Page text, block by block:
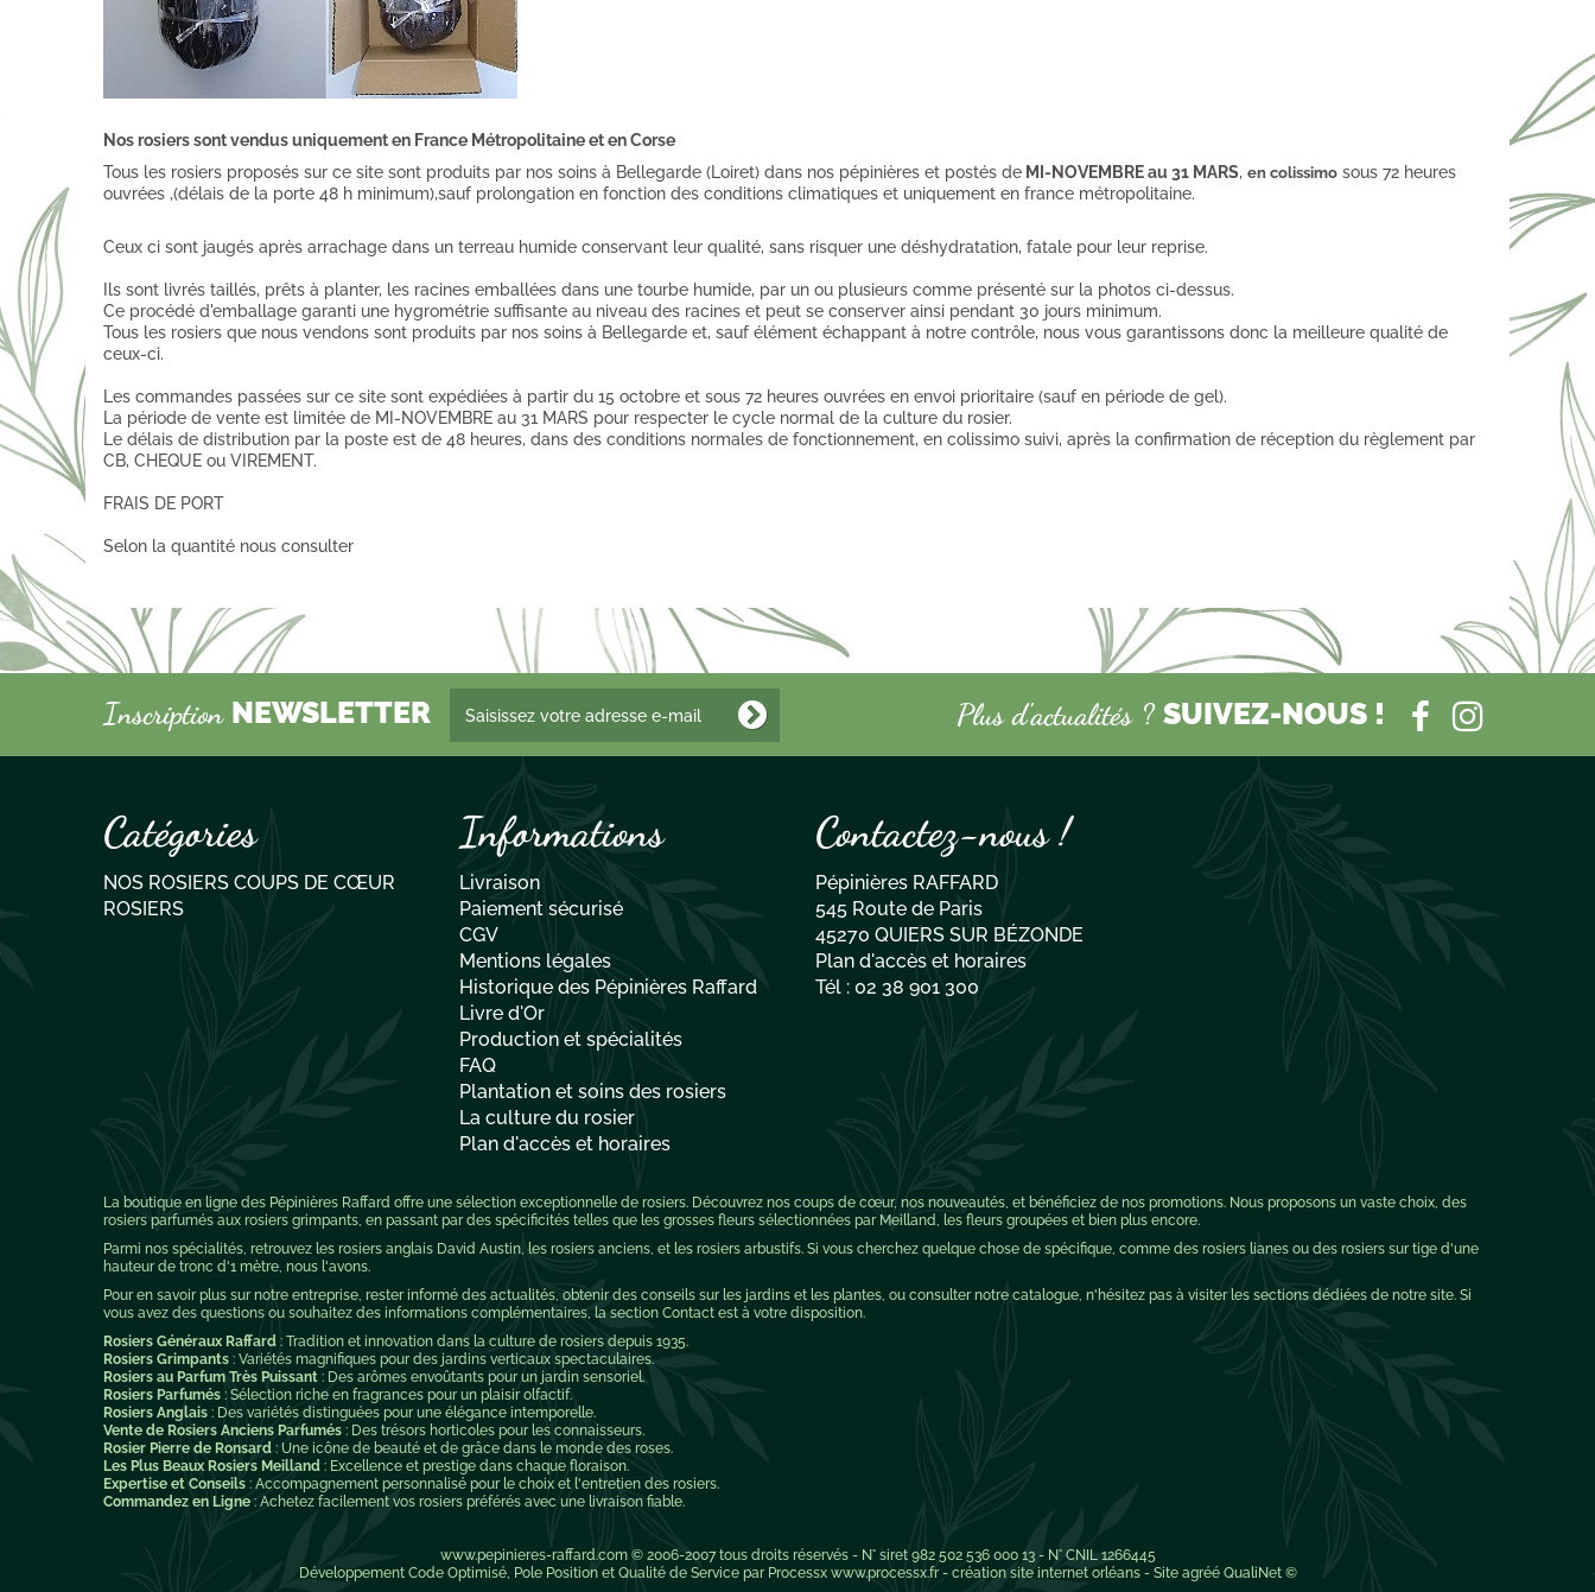
Nos rosiers sont vendus uniquement en France Métropolitaine et en Corse
Tous les rosiers proposés sur ce site sont produits par nos soins à Bellegarde (Loiret) dans nos pépinières et postés de MI-NOVEMBRE au 31 MARS, en colissimo sous 72 heures
ouvrées ,(délais de la porte 48 h minimum),sauf prolongation en fonction des conditions climatiques et uniquement en france métropolitaine.
Ceux ci sont jaugés après arrachage dans un terreau humide conservant leur qualité, sans risquer une déshydratation, fatale pour leur reprise.
Ils sont livrés taillés, prêts à planter, les racines emballées dans une tourbe humide, par un ou plusieurs comme présenté sur la photos ci-dessus.
Ce procédé d'emballage garanti une hygrométrie suffisante au niveau des racines et peut se conserver ainsi pendant 30 jours minimum.
Tous les rosiers que nous vendons sont produits par nos soins à Bellegarde et, sauf élément échappant à notre contrôle, nous vous garantissons donc la meilleure qualité de
ceux-ci.
Les commandes passées sur ce site sont expédiées à partir du 15 octobre et sous 72 heures ouvrées en envoi prioritaire (sauf en période de gel).
La période de vente est limitée de MI-NOVEMBRE au 31 MARS pour respecter le cycle normal de la culture du rosier.
Le délais de distribution par la poste est de 48 heures, dans des conditions normales de fonctionnement, en colissimo suivi, après la confirmation de réception du règlement par
CB, CHEQUE ou VIREMENT.
FRAIS DE PORT
Selon la quantité nous consulter
Inscription NEWSLETTER Plus d'actualités ? SUIVEZ-NOUS !
Catégories
NOS ROSIERS COUPS DE CŒUR
ROSIERS
Informations
Livraison
Paiement sécurisé
CGV
Mentions légales
Historique des Pépinières Raffard
Livre d'Or
Production et spécialités
FAQ
Plantation et soins des rosiers
La culture du rosier
Plan d'accès et horaires
Contactez-nous !
Pépinières RAFFARD
545 Route de Paris
45270 QUIERS SUR BÉZONDE
Plan d'accès et horaires
Tél : 02 38 901 300
La boutique en ligne des Pépinières Raffard offre une sélection exceptionnelle de rosiers. Découvrez nos coups de cœur, nos nouveautés, et bénéficiez de nos promotions. Nous proposons un vaste choix, des
rosiers parfumés aux rosiers grimpants, en passant par des spécificités telles que les grosses fleurs sélectionnées par Meilland, les fleurs groupées et bien plus encore.
Parmi nos spécialités, retrouvez les rosiers anglais David Austin, les rosiers anciens, et les rosiers arbustifs. Si vous cherchez quelque chose de spécifique, comme des rosiers lianes ou des rosiers sur tige d'une
hauteur de tronc d'1 mètre, nous l'avons.
Pour en savoir plus sur notre entreprise, rester informé des actualités, obtenir des conseils sur les jardins et les plantes, ou consulter notre catalogue, n'hésitez pas à visiter les sections dédiées de notre site. Si
vous avez des questions ou souhaitez des informations complémentaires, la section Contact est à votre disposition.
Rosiers Généraux Raffard : Tradition et innovation dans la culture de rosiers depuis 1935.
Rosiers Grimpants : Variétés magnifiques pour des jardins verticaux spectaculaires.
Rosiers au Parfum Très Puissant : Des arômes envoûtants pour un jardin sensoriel.
Rosiers Parfumés : Sélection riche en fragrances pour un plaisir olfactif.
Rosiers Anglais : Des variétés distinguées pour une élégance intemporelle.
Vente de Rosiers Anciens Parfumés : Des trésors horticoles pour les connaisseurs.
Rosier Pierre de Ronsard : Une icône de beauté et de grâce dans le monde des roses.
Les Plus Beaux Rosiers Meilland : Excellence et prestige dans chaque floraison.
Expertise et Conseils : Accompagnement personnalisé pour le choix et l'entretien des rosiers.
Commandez en Ligne : Achetez facilement vos rosiers préférés avec une livraison fiable.
www.pepinieres-raffard.com© 2006-2007 tous droits réservés - N° siret 982 502 536 000 13 - N° CNIL 1266445
Développement Code Optimisé, Pole Position et Qualité de Service par Processx www.processx.fr - création site internet orléans- Site agréé QualiNet ©